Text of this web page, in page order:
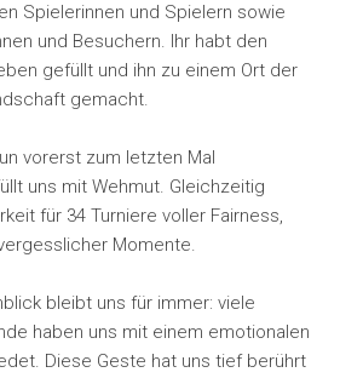
Spielerinnen und Spielern sowie
und Besuchern. Ihr habt den
gefüllt und ihn zu einem Ort der
gemacht.
vorerst zum letzten Mal
uns mit Wehmut. Gleichzeitig
für 34 Turniere voller Fairness,
Momente.
bleibt uns für immer: viele
haben uns mit einem emotionalen
Diese Geste hat uns tief berührt